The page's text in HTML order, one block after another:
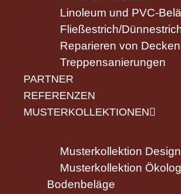
Linoleum und PVC-
Fließestrich/
Reparieren von
Treppensanierungen
PARTNER
REFERENZEN
MUSTERKOLLEKTIONEN
Musterkollektion
Musterkollektion
Bodenbeläge